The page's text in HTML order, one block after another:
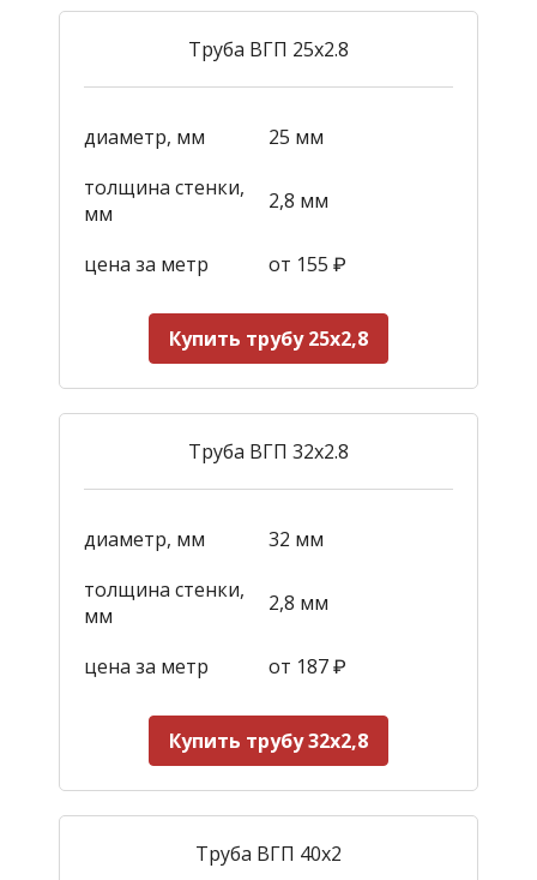
Труба ВГП 25х2.8
диаметр, мм
25 мм
толщина стенки,
мм
2,8 мм
цена за метр от 155 ₽
Купить трубу 25х2,8
Труба ВГП 32х2.8
диаметр, мм
32 мм
толщина стенки,
мм
2,8 мм
цена за метр от 187₽
Купить трубу 32х2,8
Труба ВГП 40х2